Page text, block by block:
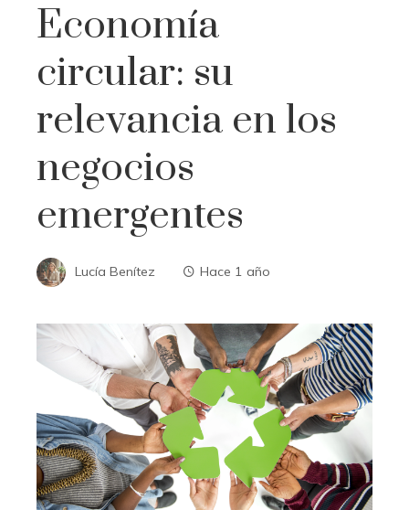
Economía
circular: su
relevancia en los
negocios
emergentes
Lucía Benítez Hace 1 año